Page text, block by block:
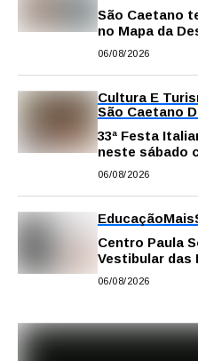
São Caetano
no Mapa da
06/08/2026
Cultura E
São Caetano
33ª Festa
neste sábado
novidades em
06/08/2026
EducaçãoMais
Centro Paula
Vestibular das
semestre de
06/08/2026